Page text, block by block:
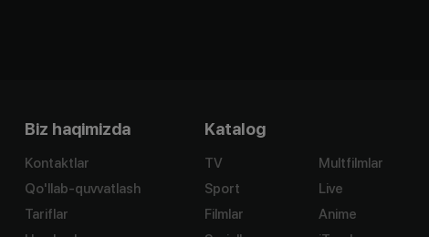
Biz haqimizda
Kontaktlar
Qo'llab-quvvatlash
Tariflar
Katalog
TV
Sport
Filmlar
Multfilmlar
Live
Anime